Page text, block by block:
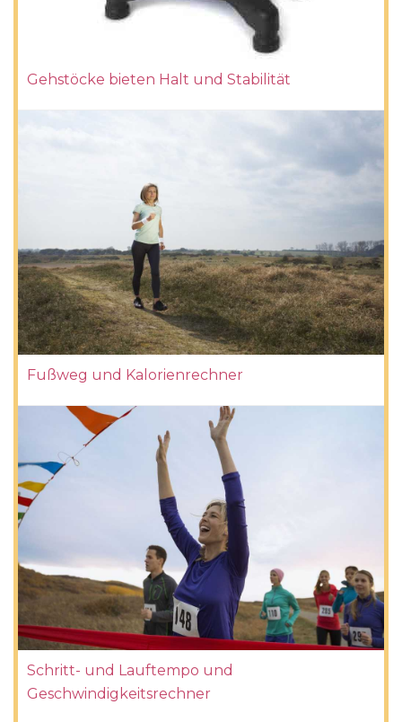
Gehstöcke bieten Halt und Stabilität
Fußweg und Kalorienrechner
Schritt- und Lauftempo und
Geschwindigkeitsrechner